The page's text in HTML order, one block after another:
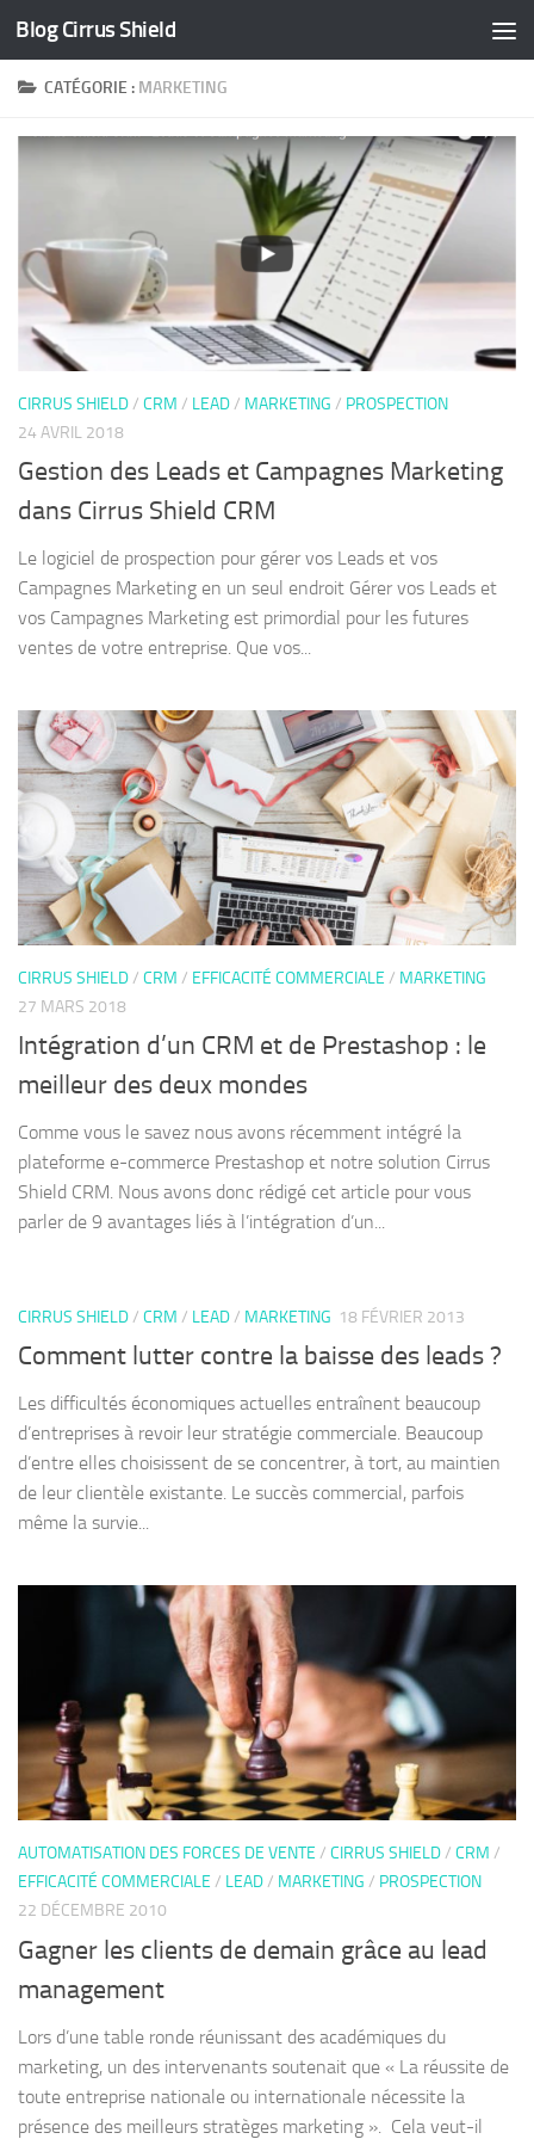
Skip to content
Blog Cirrus Shield
CATÉGORIE : MARKETING
CIRRUS SHIELD/ CRM / LEAD/ MARKETING / PROSPECTION
24 AVRIL 2018
Gestion des Leads et Campagnes Marketing
dans Cirrus Shield CRM
Le logiciel de prospection pour gérer vos Leads et vos
Campagnes Marketing en un seul endroit Gérer vos Leads et
vos Campagnes Marketing est primordial pour les futures
ventes de votre entreprise. Que vos...
CIRRUS SHIELD/ CRM / EFFICACITÉ COMMERCIALE / MARKETING
27 MARS 2018
Intégration d’un CRM et de Prestashop : le
meilleur des deux mondes
Comme vous le savez nous avons récemment intégré la
plateforme e-commerce Prestashop et notre solution Cirrus
Shield CRM. Nous avons donc rédigé cet article pour vous
parler de 9 avantages liés à l’intégration d’un...
CIRRUS SHIELD/ CRM / LEAD/ MARKETING 18 FÉVRIER 2013
Comment lutter contre la baisse des leads ?
Les difficultés économiques actuelles entraînent beaucoup
d’entreprises à revoir leur stratégie commerciale. Beaucoup
d’entre elles choisissent de se concentrer, à tort, au maintien
de leur clientèle existante. Le succès commercial, parfois
même la survie...
AUTOMATISATION DES FORCES DE VENTE / CIRRUS SHIELD/ CRM /
EFFICACITÉ COMMERCIALE / LEAD/ MARKETING / PROSPECTION
22 DÉCEMBRE 2010
Gagner les clients de demain grâce au lead
management
Lors d’une table ronde réunissant des académiques du
marketing, un des intervenants soutenait que « La réussite de
toute entreprise nationale ou internationale nécessite la
présence des meilleurs stratèges marketing ». Cela veut-il